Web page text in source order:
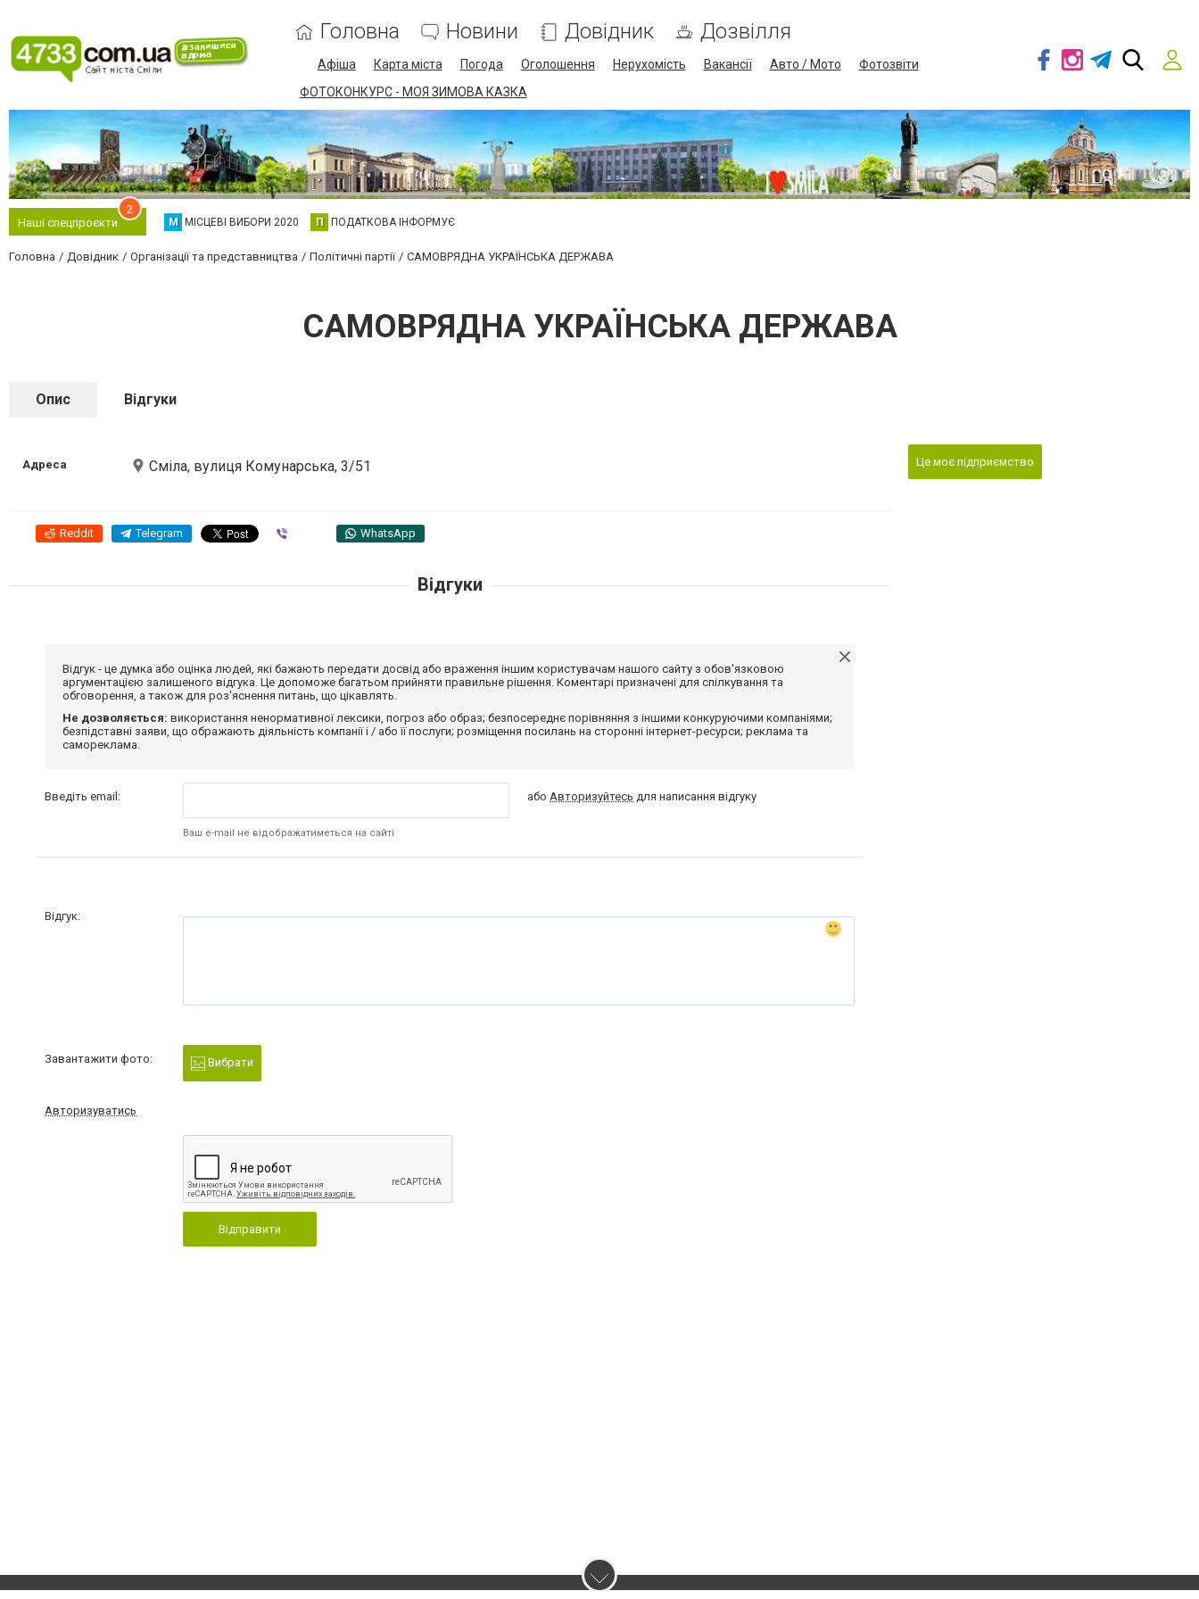
Головна Новини Довідник Дозвілля
Афіша Карта міста Погода Оголошення Нерухомість Вакансії Авто / Мото
Фотозвіти
ФОТОКОНКУРС - МОЯ ЗИМОВА КАЗКА
Наші спецпроєкти
2
М МІСЦЕВІ ВИБОРИ 2020 П ПОДАТКОВА ІНФОРМУЄ
Головна Довідник Організації та представництва Політичні партії САМОВРЯДНА УКРАЇНСЬКА ДЕРЖАВА
САМОВРЯДНА УКРАЇНСЬКА ДЕРЖАВА
Опис Відгуки
Адреса Сміла, вулиця Комунарська, 3/51
Reddit Telegram WhatsApp
Це моє підприємство
Відгуки
Відгук - це думка або оцінка людей, які бажають передати досвід або враження іншим користувачам нашого сайту з обов'язковою
аргументацією залишеного відгука. Це допоможе багатьом прийняти правильне рішення. Коментарі призначені для спілкування та
обговорення, а також для роз'яснення питань, що цікавлять.
Не дозволяється: використання ненормативної лексики, погроз або образ; безпосереднє порівняння з іншими конкуруючими компаніями;
безпідставні заяви, що ображають діяльність компанії і / або її послуги; розміщення посилань на сторонні інтернет-ресурси; реклама та
самореклама.
Введіть email:
Ваш e-mail не відображатиметься на сайті
абоАвторизуйтесь для написання відгуку
Відгук:
Завантажити фото: Вибрати
Авторизуватись
Відправити